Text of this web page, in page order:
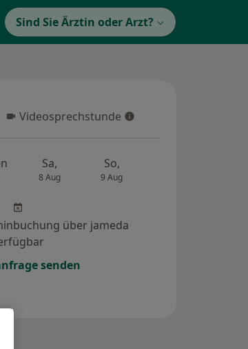
Sind Sie Ärztin oder Arzt?
Videosprechstunde
Videosprechstunde
Sa,
8 Aug
So,
9 Aug
über jameda
senden